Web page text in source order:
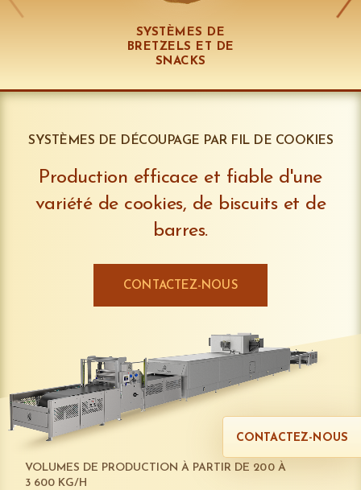
SYSTÈMES DE
BRETZELS ET DE
SNACKS
SYSTÈMES DE DÉCOUPAGE PAR FIL DE COOKIES
Production efficace et fiable d'une
variété de cookies, de biscuits et de
barres.
CONTACTEZ-NOUS
VOLUMES DE PRODUCTION À PARTIR DE 200 À
3 600 KG/H
CONTACTEZ-NOUS